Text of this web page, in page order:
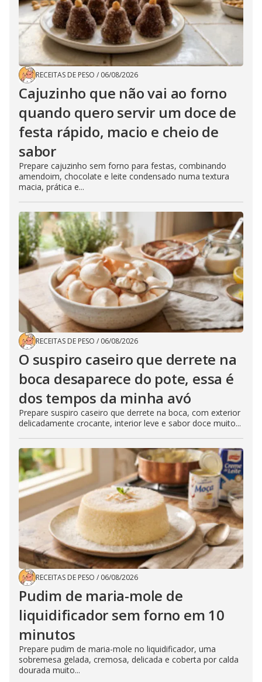
RECEITAS DE PESO / 06/08/2026
Cajuzinho que não vai ao forno
quando quero servir um doce de
festa rápido, macio e cheio de
sabor
Prepare cajuzinho sem forno para festas, combinando
amendoim, chocolate e leite condensado numa textura
macia, prática e...
RECEITAS DE PESO / 06/08/2026
O suspiro caseiro que derrete na
boca desaparece do pote, essa é
dos tempos da minha avó
Prepare suspiro caseiro que derrete na boca, com exterior
delicadamente crocante, interior leve e sabor doce muito...
RECEITAS DE PESO / 06/08/2026
Pudim de maria-mole de
liquidificador sem forno em 10
minutos
Prepare pudim de maria-mole no liquidificador, uma
sobremesa gelada, cremosa, delicada e coberta por calda
dourada muito...